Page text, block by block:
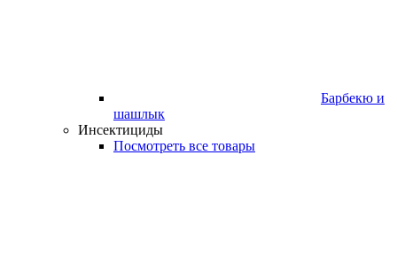
Барбекю и
шашлык
Инсектициды
Посмотреть все товары